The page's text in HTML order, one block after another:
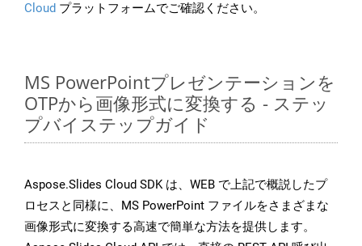
Cloud プラットフォームでご確認ください。
MS PowerPointプレゼンテーションを
OTPから画像形式に変換する - ステッ
プバイステップガイド
Aspose.Slides Cloud SDK は、WEB で上記で概説したプ
ロセスと同様に、MS PowerPoint ファイルをさまざまな
画像形式に変換する高速で簡単な方法を提供します。